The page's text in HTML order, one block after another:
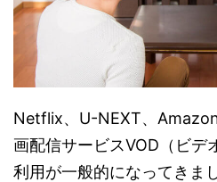
Netflix、U-NEXT、
画配信サービスVOD（ビデ
利用が一般的になってきまし